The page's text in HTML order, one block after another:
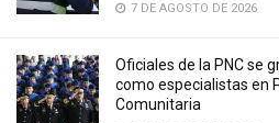
7 DE AGOSTO DE 2026
Oficiales de la PNC se
como especialistas en
Comunitaria